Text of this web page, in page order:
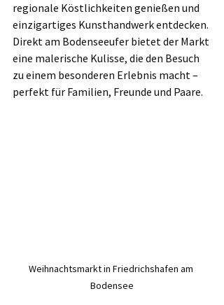
regionale Köstlichkeiten genießen und
einzigartiges Kunsthandwerk entdecken.
Direkt am Bodenseeufer bietet der Markt
eine malerische Kulisse, die den Besuch
zu einem besonderen Erlebnis macht –
perfekt für Familien, Freunde und Paare.
Weihnachtsmarkt in Friedrichshafen am
Bodensee